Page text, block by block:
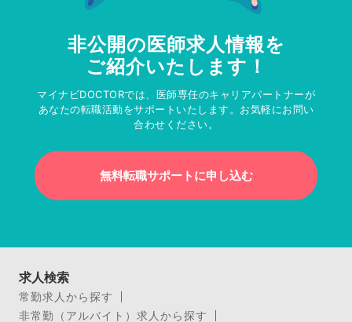
非公開の医師求人情報を
ご紹介いたします！
マイナビDOCTORでは、医師専任のキャリアパートナーが
あなたの転職活動をサポートいたします。お気軽にお問い
合わせください。
無料転職サポートに申し込む
求人検索
常勤求人から探す
非常勤（アルバイト）求人から探す